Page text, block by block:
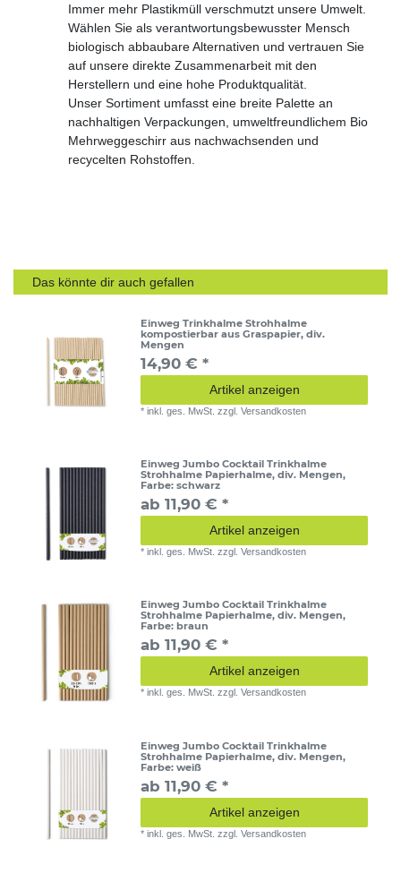
Immer mehr Plastikmüll verschmutzt unsere Umwelt.
Wählen Sie als verantwortungsbewusster Mensch
biologisch abbaubare Alternativen und vertrauen Sie
auf unsere direkte Zusammenarbeit mit den
Herstellern und eine hohe Produktqualität.
Unser Sortiment umfasst eine breite Palette an
nachhaltigen Verpackungen, umweltfreundlichem Bio
Mehrweggeschirr aus nachwachsenden und
recycelten Rohstoffen.
Das könnte dir auch gefallen
Einweg Trinkhalme Strohhalme
kompostierbar aus Graspapier, div.
Mengen
14,90 € *
Artikel anzeigen
*inkl. ges. MwSt. zzgl.Versandkosten
Einweg Jumbo Cocktail Trinkhalme
Strohhalme Papierhalme, div. Mengen,
Farbe: schwarz
ab 11,90 € *
Artikel anzeigen
*inkl. ges. MwSt. zzgl.Versandkosten
Einweg Jumbo Cocktail Trinkhalme
Strohhalme Papierhalme, div. Mengen,
Farbe: braun
ab 11,90 € *
Artikel anzeigen
*inkl. ges. MwSt. zzgl.Versandkosten
Einweg Jumbo Cocktail Trinkhalme
Strohhalme Papierhalme, div. Mengen,
Farbe: weiß
ab 11,90 € *
Artikel anzeigen
*inkl. ges. MwSt. zzgl.Versandkosten